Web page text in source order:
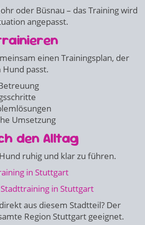
oder Büsnau – das Training wird
angepasst.
einen Trainingsplan, der
passt.
Umsetzung
den Alltag
ruhig und klar zu führen.
in Stuttgart
in Stuttgart
aus diesem Stadtteil? Der
Region Stuttgart geeignet.